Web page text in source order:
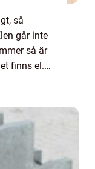
så
går inte
så är
finns el.